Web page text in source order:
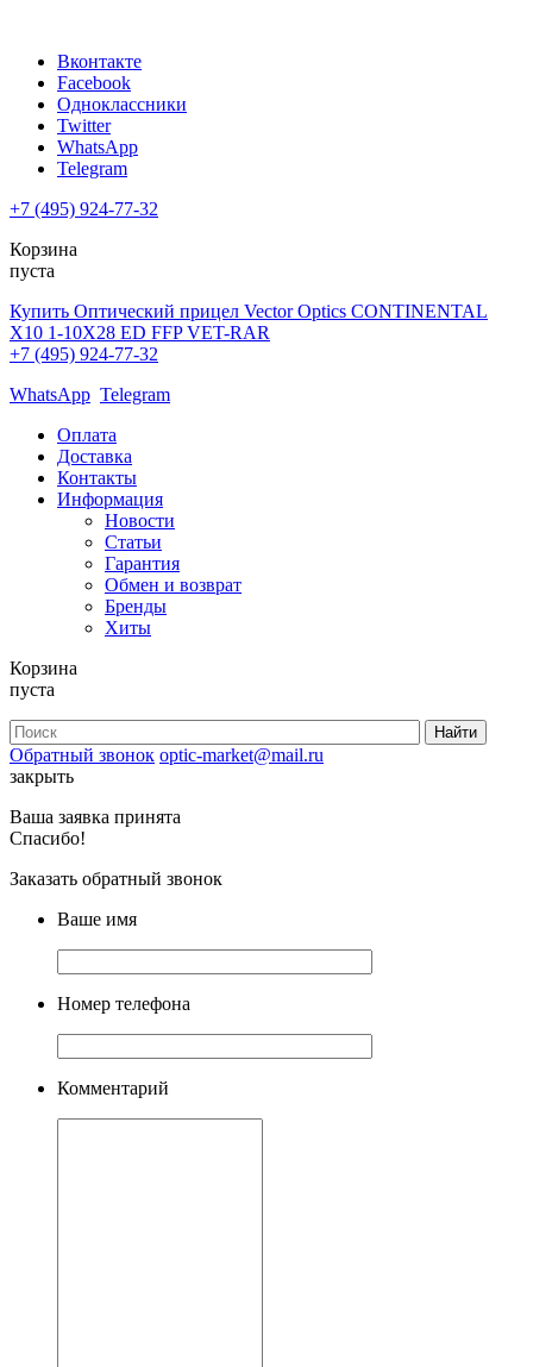
Вконтакте
Facebook
Одноклассники
Twitter
WhatsApp
Telegram
+7 (495) 924-77-32
Корзина
пуста
Купить Оптический прицел Vector Optics CONTINENTAL
X10 1-10X28 ED FFP VET-RAR
+7 (495) 924-77-32
WhatsApp Telegram
Оплата
Доставка
Контакты
Информация
Новости
Статьи
Гарантия
Обмен и возврат
Бренды
Хиты
Корзина
пуста
Обратный звонок optic-market@mail.ru
закрыть
Ваша заявка принята
Спасибо!
Заказать обратный звонок
Ваше имя
Номер телефона
Комментарий